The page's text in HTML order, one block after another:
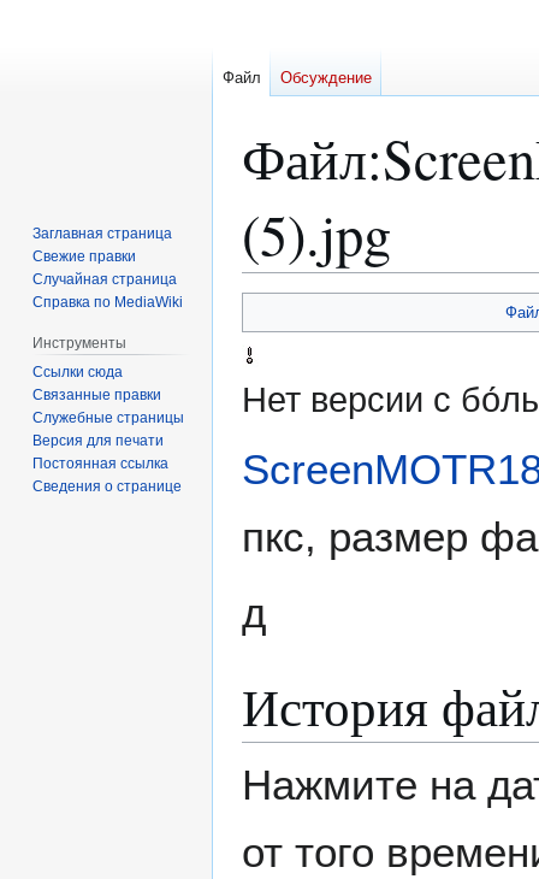
Файл:
(5).jpg
к
навигации
к
поиску
Нет версии с
пкс, размер
д
История
Нажмите на
от того
Файл Обсуждение
Заглавная страница
Свежие правки
Случайная страница
Справка по MediaWiki
Инструменты
Ссылки сюда
Связанные правки
Служебные страницы
Версия для печати
Постоянная ссылка
Сведения о странице